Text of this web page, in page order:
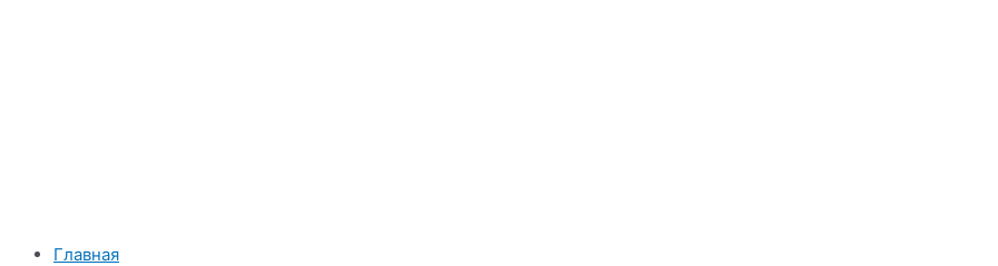
Главная